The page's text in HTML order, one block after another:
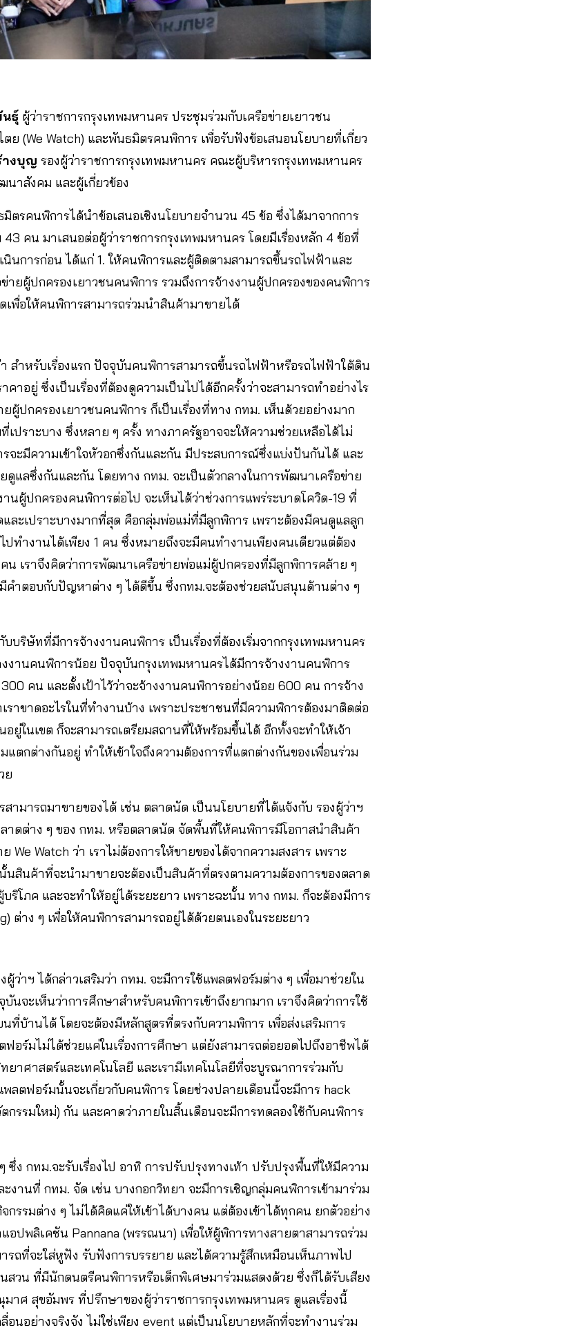
ธุ์ ผู้ว่าราชการกรุงเทพมหานคร ประชุมร่วมกับเครือข่ายเยาวชน
ย (We Watch) และพันธมิตรคนพิการ เพื่อรับฟังข้อเสนอนโยบายที่เกี่ยว
างบุญ รองผู้ว่าราชการกรุงเทพมหานคร คณะผู้บริหารกรุงเทพมหานคร
าสังคม และผู้เกี่ยวข้อง
ตรคนพิการได้นำข้อเสนอเชิงนโยบายจำนวน 45 ข้อ ซึ่งได้มาจากการ
คน มาเสนอต่อผู้ว่าราชการกรุงเทพมหานคร โดยมีเรื่องหลัก 4 ข้อที่
นินการก่อน ได้แก่ 1. ให้คนพิการและผู้ติดตามสามารถขึ้นรถไฟฟ้าและ
ายผู้ปกครองเยาวชนคนพิการ รวมถึงการจ้างงานผู้ปกครองของคนพิการ
พื่อให้คนพิการสามารถร่วมนำสินค้ามาขายได้
สำหรับเรื่องแรก ปัจจุบันคนพิการสามารถขึ้นรถไฟฟ้าหรือรถไฟฟ้าใต้ดิน
าอยู่ ซึ่งเป็นเรื่องที่ต้องดูความเป็นไปได้อีกครั้งว่าจะสามารถทำอย่างไร
ยผู้ปกครองเยาวชนคนพิการ ก็เป็นเรื่องที่ทาง กทม. เห็นด้วยอย่างมาก
ปราะบาง ซึ่งหลาย ๆ ครั้ง ทางภาครัฐอาจจะให้ความช่วยเหลือได้ไม่
จะมีความเข้าใจหัวอกซึ่งกันและกัน มีประสบการณ์ซึ่งแบ่งปันกันได้ และ
ดูแลซึ่งกันและกัน โดยทาง กทม. จะเป็นตัวกลางในการพัฒนาเครือข่าย
านผู้ปกครองคนพิการต่อไป จะเห็นได้ว่าช่วงการแพร่ระบาดโควิด-19 ที่
ละเปราะบางมากที่สุด คือกลุ่มพ่อแม่ที่มีลูกพิการ เพราะต้องมีคนดูแลลูก
ปทำงานได้เพียง 1 คน ซึ่งหมายถึงจะมีคนทำงานเพียงคนเดียวแต่ต้อง
น เราจึงคิดว่าการพัฒนาเครือข่ายพ่อแม่ผู้ปกครองที่มีลูกพิการคล้าย ๆ
คำตอบกับปัญหาต่าง ๆ ได้ดีขึ้น ซึ่งกทม.จะต้องช่วยสนับสนุนด้านต่าง ๆ
บริษัทที่มีการจ้างงานคนพิการ เป็นเรื่องที่ต้องเริ่มจากกรุงเทพมหานคร
งานคนพิการน้อย ปัจจุบันกรุงเทพมหานครได้มีการจ้างงานคนพิการ
คน และตั้งเป้าไว้ว่าจะจ้างงานคนพิการอย่างน้อย 600 คน การจ้าง
ราขาดอะไรในที่ทำงานบ้าง เพราะประชาชนที่มีความพิการต้องมาติดต่อ
ยู่ในเขต ก็จะสามารถเตรียมสถานที่ให้พร้อมขึ้นได้ อีกทั้งจะทำให้เจ้า
ตกต่างกันอยู่ ทำให้เข้าใจถึงความต้องการที่แตกต่างกันของเพื่อนร่วม
ย
ามารถมาขายของได้ เช่น ตลาดนัด เป็นนโยบายที่ได้แจ้งกับ รองผู้ว่าฯ
าดต่าง ๆ ของ กทม. หรือตลาดนัด จัดพื้นที่ให้คนพิการมีโอกาสนำสินค้า
We Watch ว่า เราไม่ต้องการให้ขายของได้จากความสงสาร เพราะ
นสินค้าที่จะนำมาขายจะต้องเป็นสินค้าที่ตรงตามความต้องการของตลาด
โภค และจะทำให้อยู่ได้ระยะยาว เพราะฉะนั้น ทาง กทม. ก็จะต้องมีการ
ต่าง ๆ เพื่อให้คนพิการสามารถอยู่ได้ด้วยตนเองในระยะยาว
ผู้ว่าฯ ได้กล่าวเสริมว่า กทม. จะมีการใช้แพลตฟอร์มต่าง ๆ เพื่อมาช่วยใน
บันจะเห็นว่าการศึกษาสำหรับคนพิการเข้าถึงยากมาก เราจึงคิดว่าการใช้
ที่บ้านได้ โดยจะต้องมีหลักสูตรที่ตรงกับความพิการ เพื่อส่งเสริมการ
ฟอร์มไม่ได้ช่วยแค่ในเรื่องการศึกษา แต่ยังสามารถต่อยอดไปถึงอาชีพได้
าศาสตร์และเทคโนโลยี และเรามีเทคโนโลยีที่จะบูรณาการร่วมกับ
ลตฟอร์มนั้นจะเกี่ยวกับคนพิการ โดยช่วงปลายเดือนนี้จะมีการ hack
กรรมใหม่) กัน และคาดว่าภายในสิ้นเดือนจะมีการทดลองใช้กับคนพิการ
ซึ่ง กทม.จะรับเรื่องไป อาทิ การปรับปรุงทางเท้า ปรับปรุงพื้นที่ให้มีความ
ะงานที่ กทม. จัด เช่น บางกอกวิทยา จะมีการเชิญกลุ่มคนพิการเข้ามาร่วม
กรรมต่าง ๆ ไม่ได้คิดแค่ให้เข้าได้บางคน แต่ต้องเข้าได้ทุกคน ยกตัวอย่าง
อปพลิเคชัน Pannana (พรรณนา) เพื่อให้ผู้พิการทางสายตาสามารถร่วม
ถที่จะใส่หูฟัง รับฟังการบรรยาย และได้ความรู้สึกเหมือนเห็นภาพไป
วน ที่มีนักดนตรีคนพิการหรือเด็กพิเศษมาร่วมแสดงด้วย ซึ่งก็ได้รับเสียง
ศ สุขอัมพร ที่ปรึกษาของผู้ว่าราชการกรุงเทพมหานคร ดูแลเรื่องนี้
อนอย่างจริงจัง ไม่ใช่เพียง event แต่เป็นนโยบายหลักที่จะทำงานร่วม